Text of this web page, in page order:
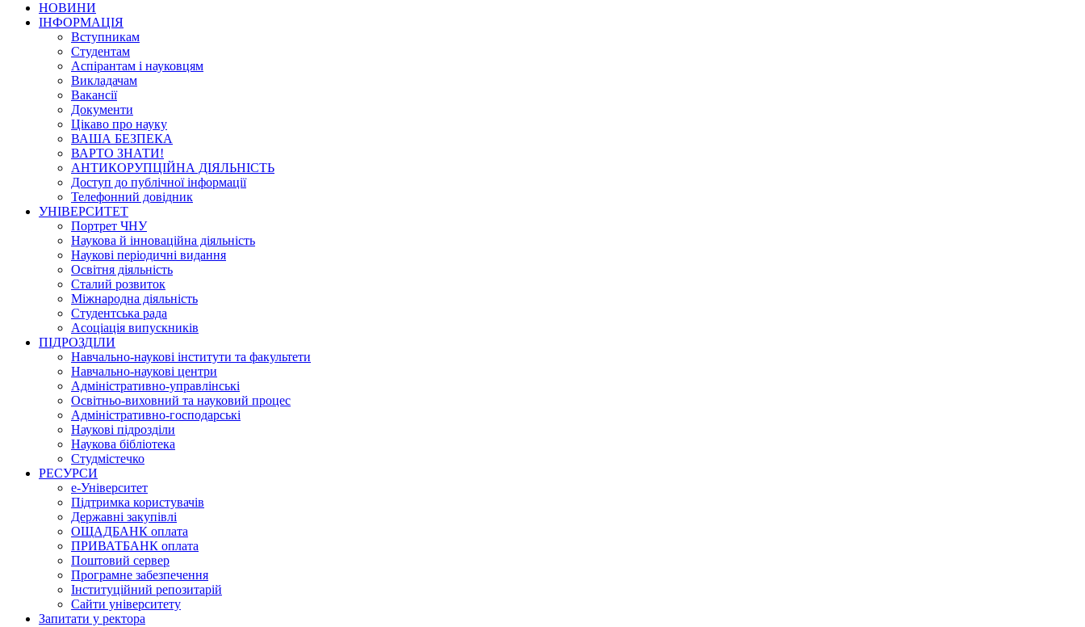
НОВИНИ
ІНФОРМАЦІЯ
Вступникам
Студентам
Аспірантам і науковцям
Викладачам
Вакансії
Документи
Цікаво про науку
ВАША БЕЗПЕКА
ВАРТО ЗНАТИ!
АНТИКОРУПЦІЙНА ДІЯЛЬНІСТЬ
Доступ до публічної інформації
Телефонний довідник
УНІВЕРСИТЕТ
Портрет ЧНУ
Наукова й інноваційна діяльність
Наукові періодичні видання
Освітня діяльність
Сталий розвиток
Міжнародна діяльність
Студентська рада
Асоціація випускників
ПІДРОЗДІЛИ
Навчально-наукові інститути та факультети
Навчально-наукові центри
Адміністративно-управлінські
Освітньо-виховний та науковий процес
Адміністративно-господарські
Наукові підрозділи
Наукова бібліотека
Студмістечко
РЕСУРСИ
е-Університет
Підтримка користувачів
Державні закупівлі
ОЩАДБАНК оплата
ПРИВАТБАНК оплата
Поштовий сервер
Програмне забезпечення
Інституційний репозитарій
Сайти університету
Запитати у ректора